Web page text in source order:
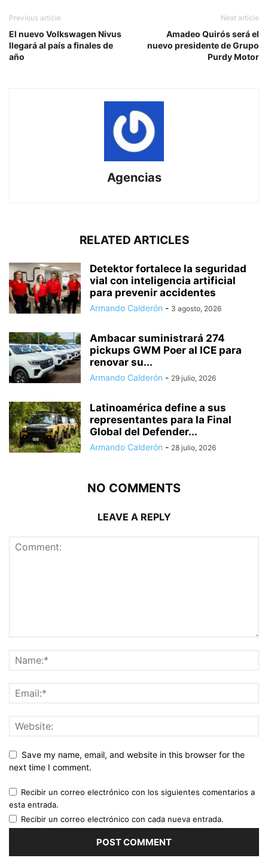
Previous article
El nuevo Volkswagen Nivus
llegará al país a finales de
año
Next article
Amadeo Quirós será el
nuevo presidente de Grupo
Purdy Motor
Agencias
RELATED ARTICLES
Detektor fortalece la seguridad
vial con inteligencia artificial
para prevenir accidentes
Armando Calderón - 3 agosto, 2026
Ambacar suministrará 274
pickups GWM Poer al ICE para
renovar su...
Armando Calderón - 29 julio, 2026
Latinoamérica define a sus
representantes para la Final
Global del Defender...
Armando Calderón - 28 julio, 2026
NO COMMENTS
LEAVE A REPLY
Save my name, email, and website in this browser for the
next time I comment.
Recibir un correo electrónico con los siguientes comentarios a
esta entrada.
Recibir un correo electrónico con cada nueva entrada.